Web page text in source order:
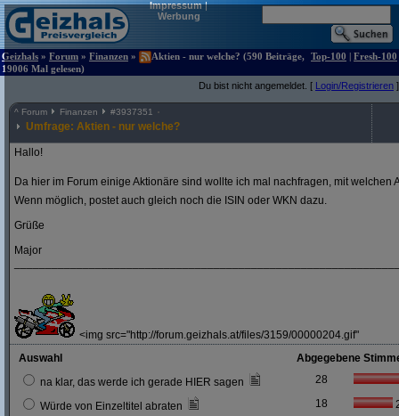
Impressum|
Werbung
Geizhals » Forum » Finanzen »
Aktien - nur welche? (590 Beiträge,
19006 Mal gelesen)
Top-100 | Fresh-100
Du bist nicht angemeldet. [ Login/Registrieren ]
^ Forum Finanzen #3937351
Umfrage: Aktien - nur welche?
Hallo!
Da hier im Forum einige Aktionäre sind wollte ich mal nachfragen, mit welchen
Wenn möglich, postet auch gleich noch die ISIN oder WKN dazu.
Grüße
Major
<img src="http://forum.geizhals.at/files/3159/00000204.gif"
Auswahl
Abgegebene
na klar, das werde ich gerade HIER sagen
28
Würde von Einzeltitel abraten 18